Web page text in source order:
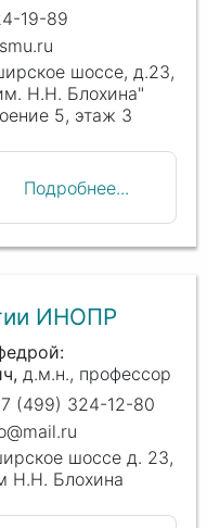
19-89
шоссе, д.23,
Н.Н. Блохина"
5, этаж 3
Подробнее...
ИНОПР
д.м.н., профессор
(499) 324-12-80
шоссе д. 23,
Н.Н. Блохина